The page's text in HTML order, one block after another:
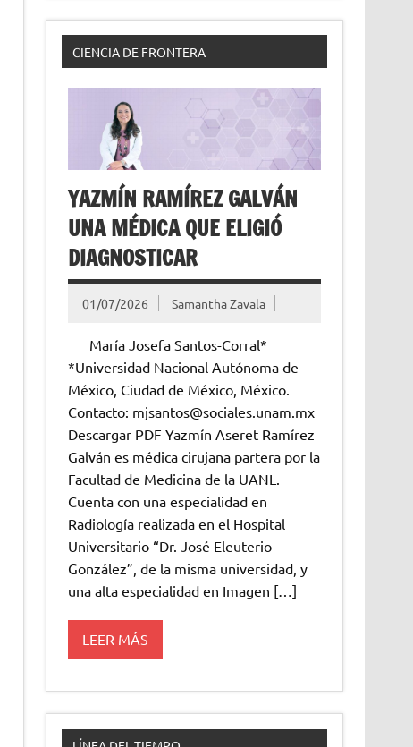
CIENCIA DE FRONTERA
YAZMÍN RAMÍREZ GALVÁN
UNA MÉDICA QUE ELIGIÓ
DIAGNOSTICAR
01/07/2026 Samantha Zavala
María Josefa Santos-Corral*
*Universidad Nacional Autónoma de
México, Ciudad de México, México.
Contacto: mjsantos@sociales.unam.mx
Descargar PDF Yazmín Aseret Ramírez
Galván es médica cirujana partera por la
Facultad de Medicina de la UANL.
Cuenta con una especialidad en
Radiología realizada en el Hospital
Universitario “Dr. José Eleuterio
González”, de la misma universidad, y
una alta especialidad en Imagen […]
LEER MÁS